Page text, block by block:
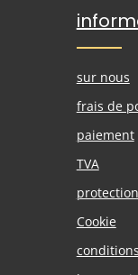
sur nous
frais de
paiement
TVA
Cookie